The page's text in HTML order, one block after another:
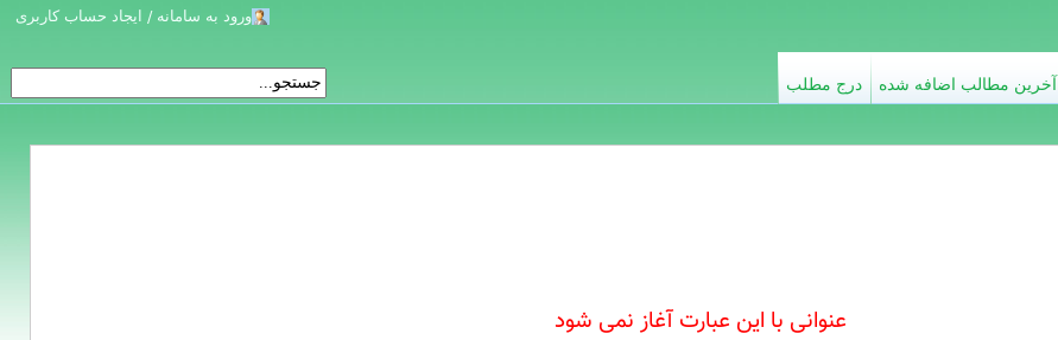
عنوانی با این عبارت آغاز نمی شود
ورود به سامانه / ایجاد حساب کاربری
درج مطلب آخرین مطالب اضافه شده